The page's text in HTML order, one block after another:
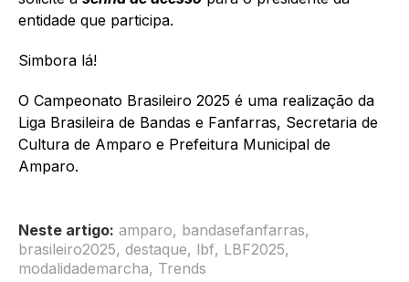
entidade que participa.
Simbora lá!
O Campeonato Brasileiro 2025 é uma realização da
Liga Brasileira de Bandas e Fanfarras, Secretaria de
Cultura de Amparo e Prefeitura Municipal de
Amparo.
Neste artigo: amparo, bandasefanfarras,
brasileiro2025, destaque, lbf, LBF2025,
modalidademarcha, Trends